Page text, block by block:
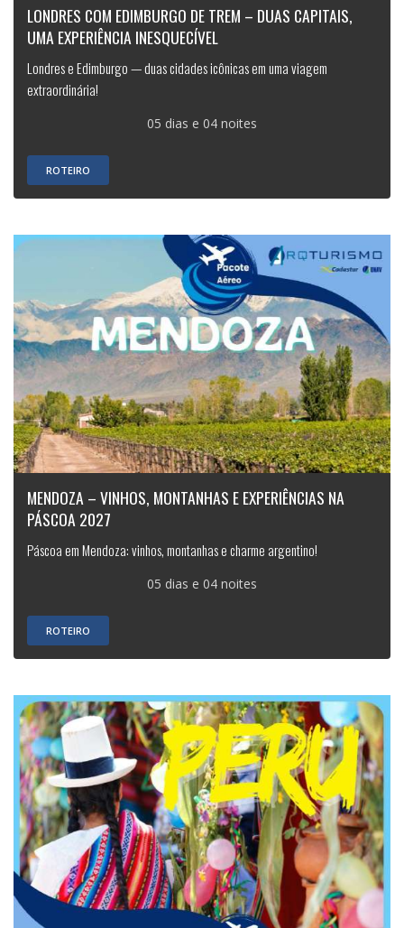
LONDRES COM EDIMBURGO DE TREM – DUAS CAPITAIS,
UMA EXPERIÊNCIA INESQUECÍVEL
Londres e Edimburgo — duas cidades icônicas em uma viagem
extraordinária!
05 dias e 04 noites
ROTEIRO
MENDOZA – VINHOS, MONTANHAS E EXPERIÊNCIAS NA
PÁSCOA 2027
Páscoa em Mendoza: vinhos, montanhas e charme argentino!
05 dias e 04 noites
ROTEIRO